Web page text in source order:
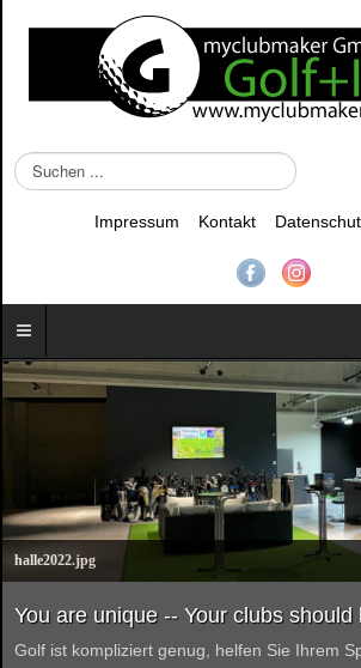
S
u
.
.
.
Impressum Kontakt
halle2022.jpg
You are unique -- Your clubs should
Golf ist kompliziert genug, helfen Sie Ihrem